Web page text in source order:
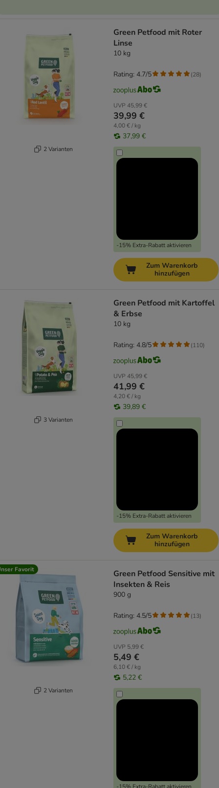
2 Varianten
Green Petfood mit Roter
Linse
10 kg
UVP 45,99 €
39,99 €
4,00 € / kg
37,99 €
-15% Extra-Rabatt aktivieren
Rating: 4.7/5 (28)
Zum Warenkorb
hinzufügen
3 Varianten
Green Petfood mit Kartoffel
& Erbse
10 kg
UVP 45,99 €
41,99 €
4,20 € / kg
39,89 €
-15% Extra-Rabatt aktivieren
Rating: 4.8/5 (110)
Zum Warenkorb
hinzufügen
Favorit
2 Varianten
Green Petfood Sensitive mit
Insekten & Reis
900 g
UVP 5,99 €
5,49 €
6,10 € / kg
5,22 €
Rating: 4.5/5 (13)